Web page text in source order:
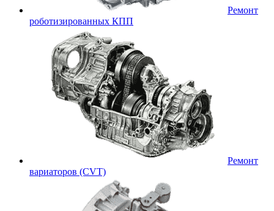
Ремонт
роботизированных КПП
Ремонт
вариаторов (CVT)